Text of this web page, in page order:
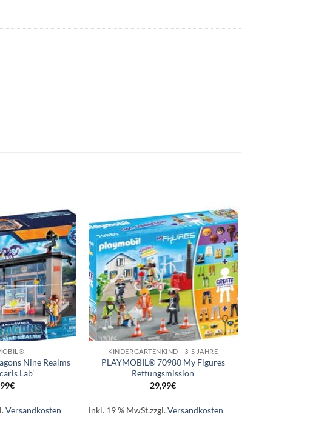
Auf die
Wunschliste
Nine Realms
Lab’
€
Versandkosten
Auf die
Wunschliste
+
KINDERGARTENKIND - 3-5 JAHRE
PLAYMOBIL® 70980 My Figures
Rettungsmission
29,99€
inkl. 19 % MwSt.zzgl.Versandkosten